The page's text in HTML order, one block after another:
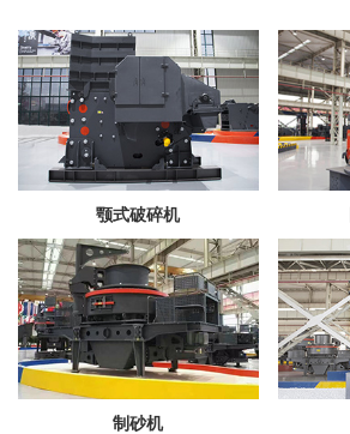
颚式破碎机
制砂机